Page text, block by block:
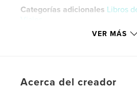
Categorías adicionales Libros
Viajes
Apaisado
VER MÁS
Acerca del creador